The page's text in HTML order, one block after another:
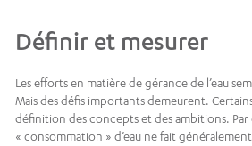
Définir et mesurer
Les efforts en matière de gérance de l’eau
Mais des défis importants demeurent.
définition des concepts et des ambitions. Par
« consommation » d’eau ne fait